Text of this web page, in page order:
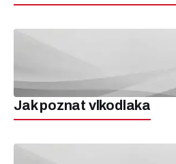
Jak poznat vlkodlaka